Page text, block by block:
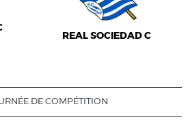
REAL SOCIEDAD C
DE COMPÉTITION